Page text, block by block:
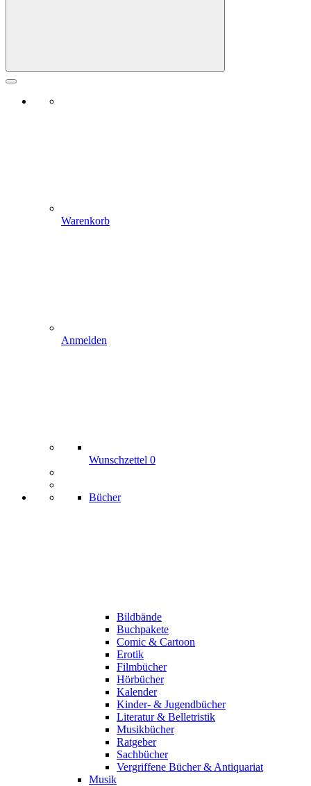
Warenkorb
Anmelden
Wunschzettel 0
Bücher
Bildbände
Buchpakete
Comic & Cartoon
Erotik
Filmbücher
Hörbücher
Kalender
Kinder- & Jugendbücher
Literatur & Belletristik
Musikbücher
Ratgeber
Sachbücher
Vergriffene Bücher & Antiquariat
Musik